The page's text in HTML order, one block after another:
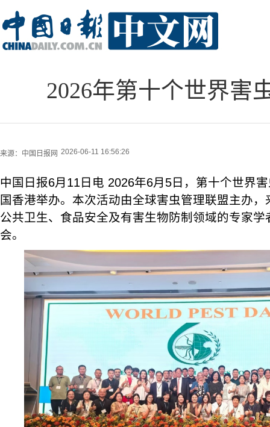
2026年第十个世界害
来源： 中国日报网 2026-06-11 16:56:26
中国日报6月11日电 2026年6月5日，第十个世界
国香港举办。本次活动由全球害虫管理联盟主办
公共卫生、食品安全及有害生物防制领域的专家
会。